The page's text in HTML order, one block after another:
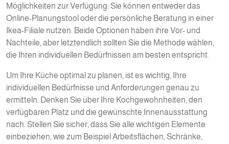
Möglichkeiten zur Verfügung: Sie können entweder das
Online-Planungstool oder die persönliche Beratung in einer
Ikea-Filiale nutzen. Beide Optionen haben ihre Vor- und
Nachteile, aber letztendlich sollten Sie die Methode wählen,
die Ihren individuellen Bedürfnissen am besten entspricht.
Um Ihre Küche optimal zu planen, ist es wichtig, Ihre
individuellen Bedürfnisse und Anforderungen genau zu
ermitteln. Denken Sie über Ihre Kochgewohnheiten, den
verfügbaren Platz und die gewünschte Innenausstattung
nach. Stellen Sie sicher, dass Sie alle wichtigen Elemente
einbeziehen, wie zum Beispiel Arbeitsflächen, Schränke,